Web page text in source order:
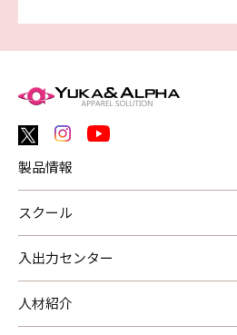
製品情報
スクール
入出力センター
人材紹介